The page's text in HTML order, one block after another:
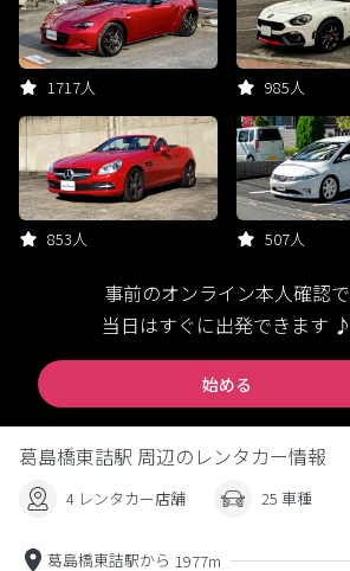
1717人 985人
853人 507人
事前のオンライン本人確認で
当日はすぐに出発できます ♪
始める
葛島橋東詰駅 周辺のレンタカー情報
4 レンタカー店舗 25 車種
葛島橋東詰駅から 1977m